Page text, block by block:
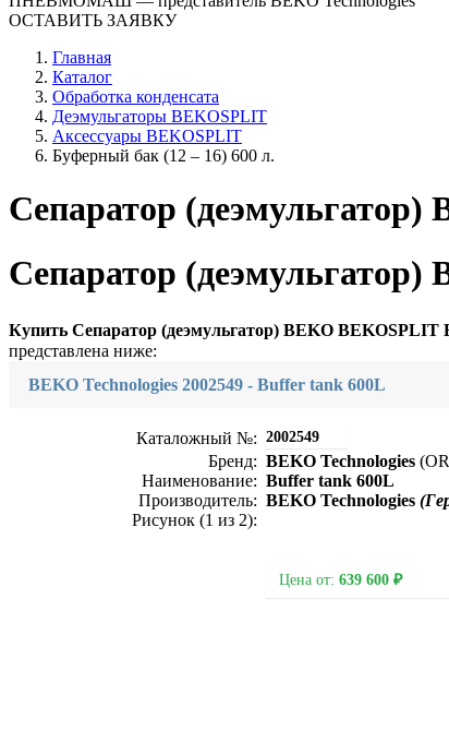
ОСТАВИТЬ ЗАЯВКУ
Главная
Каталог
Обработка конденсата
Деэмульгаторы BEKOSPLIT
Аксессуары BEKOSPLIT
Буферный бак (12 – 16) 600 л.
Сепаратор
Сепаратор
Купить Сепаратор (деэмульгатор) BEKO BEKOSPLIT
представлена ниже:
BEKO Technologies 2002549 - Buffer tank 600L
Каталожный №: 2002549
Бренд: BEKO Technologies
Наименование: Buffer tank 600L
Производитель: BEKO Technologies
Рисунок (1 из 2):
Цена от: 639 600 ₽